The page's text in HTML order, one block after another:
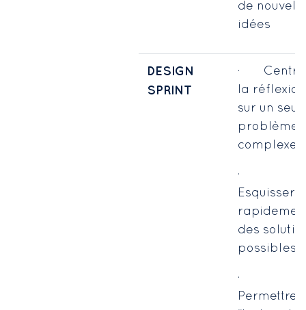
de
idées
DESIGN
SPRINT
·
la réflexion
sur un seul
problème
complexe
·
Esquisser
des
possibles
·
Permettre